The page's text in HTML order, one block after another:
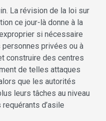
La révision de la loi sur
ce jour-là donne à la
si nécessaire
privées ou à
construire des centres
de telles attaques
que les autorités
leurs tâches au niveau
d’asile